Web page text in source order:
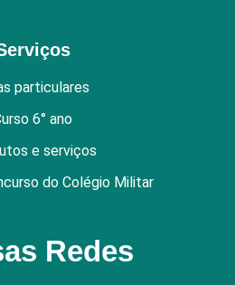
particulares
6° ano
e serviços
do Colégio Militar
Redes